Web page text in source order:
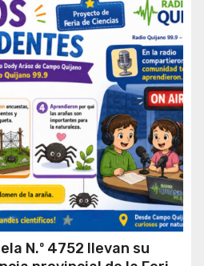
N.º 4752 llevan su